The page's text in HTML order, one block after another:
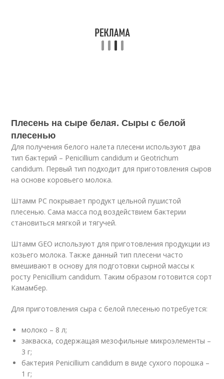
Плесень на сыре белая. Сыры с белой
плесенью
Для получения белого налета плесени используют два
тип бактерий – Penicillium candidum и Geotrichum
candidum. Первый тип подходит для приготовления сыров
на основе коровьего молока.
Штамм PC покрывает продукт цельной пушистой
плесенью. Сама масса под воздействием бактерии
становиться мягкой и тягучей.
Штамм GEO используют для приготовления продукции из
козьего молока. Также данный тип плесени часто
вмешивают в основу для подготовки сырной массы к
росту Penicillium candidum. Таким образом готовится сорт
Камамбер.
Для приготовления сыра с белой плесенью потребуется:
молоко – 8 л;
закваска, содержащая мезофильные микроэлементы –
3 г;
бактерия Penicillium candidum в виде сухого порошка –
1 г;